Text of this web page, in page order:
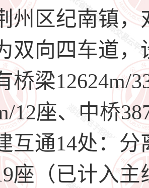
州区纪南镇
双向四车道，
桥梁12624m/
12座、中桥
互通14处：
座（已计入